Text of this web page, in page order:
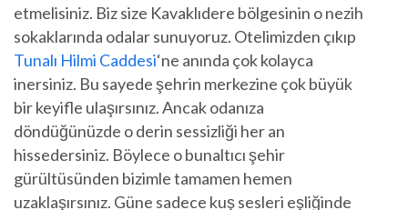
etmelisiniz. Biz size Kavaklıdere bölgesinin o nezih
sokaklarında odalar sunuyoruz. Otelimizden çıkıp
Tunalı Hilmi Caddesi‘ne anında çok kolayca
inersiniz. Bu sayede şehrin merkezine çok büyük
bir keyifle ulaşırsınız. Ancak odanıza
döndüğünüzde o derin sessizliği her an
hissedersiniz. Böylece o bunaltıcı şehir
gürültüsünden bizimle tamamen hemen
uzaklaşırsınız. Güne sadece kuş sesleri eşliğinde